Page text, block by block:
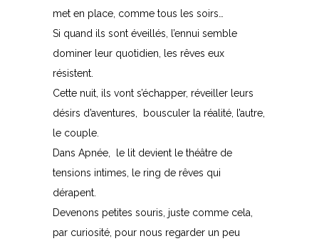
met en place, comme tous les soirs…
Si quand ils sont éveillés, l’ennui semble
dominer leur quotidien, les rêves eux
résistent.
Cette nuit, ils vont s’échapper, réveiller leurs
désirs d’aventures, bousculer la réalité, l’autre,
le couple.
Dans Apnée, le lit devient le théâtre de
tensions intimes, le ring de rêves qui
dérapent.
Devenons petites souris, juste comme cela,
par curiosité, pour nous regarder un peu